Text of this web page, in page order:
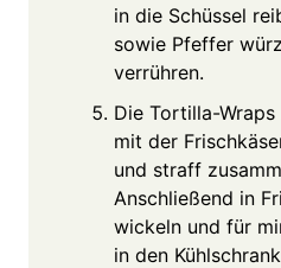
in die Schüssel
sowie Pfeffer
verrühren.
Die Tortilla-
mit der
und straff
Anschließend in
wickeln und für
in den